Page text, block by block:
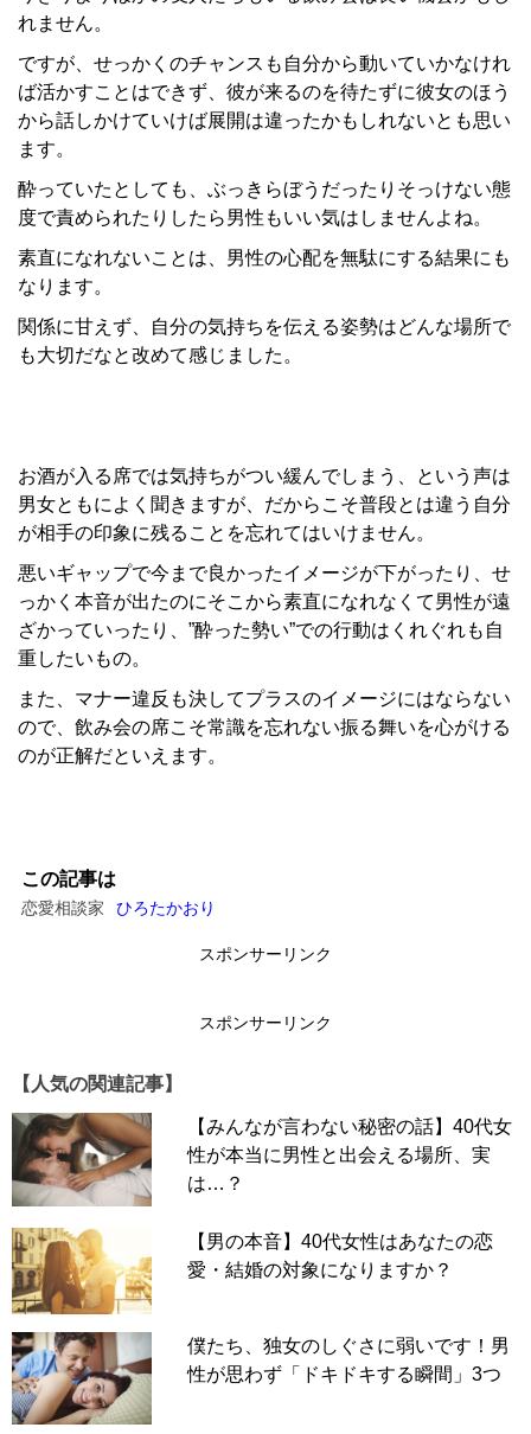
れません。
ですが、せっかくのチャンスも自分から動いていかなけれ
ば活かすことはできず、彼が来るのを待たずに彼女のほう
から話しかけていけば展開は違ったかもしれないとも思い
ます。
酔っていたとしても、ぶっきらぼうだったりそっけない態
度で責められたりしたら男性もいい気はしませんよね。
素直になれないことは、男性の心配を無駄にする結果にも
なります。
関係に甘えず、自分の気持ちを伝える姿勢はどんな場所で
も大切だなと改めて感じました。
お酒が入る席では気持ちがつい緩んでしまう、という声は
男女ともによく聞きますが、だからこそ普段とは違う自分
が相手の印象に残ることを忘れてはいけません。
悪いギャップで今まで良かったイメージが下がったり、せ
っかく本音が出たのにそこから素直になれなくて男性が遠
ざかっていったり、”酔った勢い”での行動はくれぐれも自
重したいもの。
また、マナー違反も決してプラスのイメージにはならない
ので、飲み会の席こそ常識を忘れない振る舞いを心がける
のが正解だといえます。
この記事は
恋愛相談家 ひろたかおり
スポンサーリンク
スポンサーリンク
【人気の関連記事】
【みんなが言わない秘密の話】40代女
性が本当に男性と出会える場所、実
は…？
【男の本音】40代女性はあなたの恋
愛・結婚の対象になりますか？
僕たち、独女のしぐさに弱いです！男
性が思わず「ドキドキする瞬間」3つ